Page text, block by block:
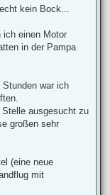
kein Bock...
ich einen Motor
in der Pampa
war ich
ausgesucht zu
großen sehr
(eine neue
mit